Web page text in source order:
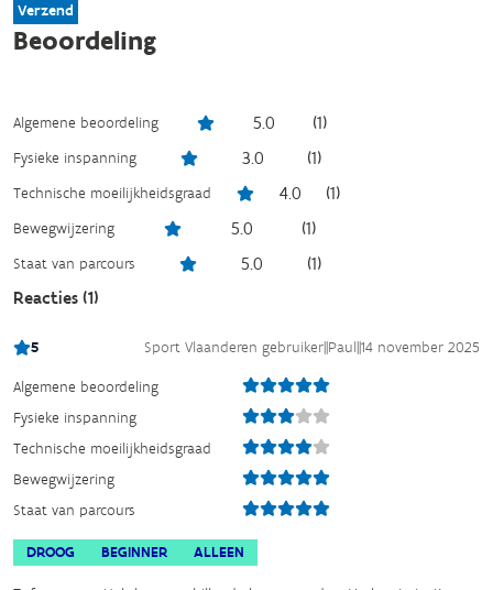
Verzend
Beoordeling
Algemene beoordeling 5.0 (1)
Fysieke inspanning 3.0 (1)
Technische moeilijkheidsgraad 4.0 (1)
Bewegwijzering 5.0 (1)
Staat van parcours 5.0 (1)
Reacties (1)
5 Sport Vlaanderen gebruiker||Paul||14 november 2025
Algemene beoordeling
Fysieke inspanning
Technische moeilijkheidsgraad
Bewegwijzering
Staat van parcours
DROOG BEGINNER ALLEEN